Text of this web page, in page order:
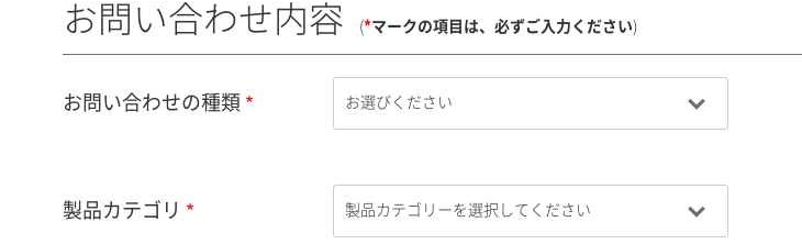
お問い合わせ内容 (*マークの項目は、必ずご入力ください)
お問い合わせの種類
製品カテゴリ